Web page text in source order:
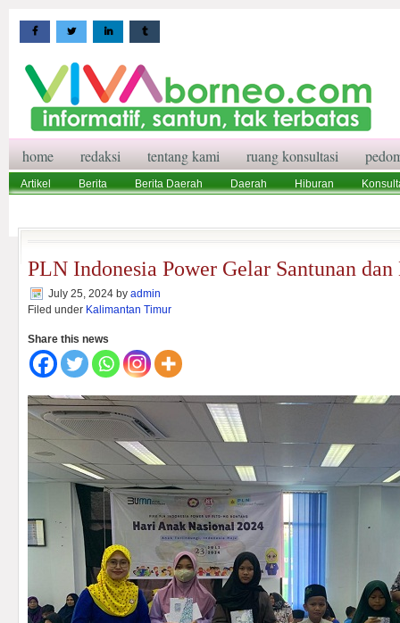
home redaksi tentang kami ruang konsultasi
Artikel Berita Berita Daerah Daerah Hiburan
PLN Indonesia Power Gelar Santunan dan
July 25, 2024 by admin
Filed under Kalimantan Timur
Share this news